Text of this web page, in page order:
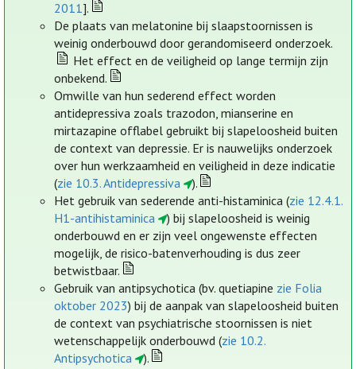
2011].
De plaats van melatonine bij slaapstoornissen is
weinig onderbouwd door gerandomiseerd onderzoek.
Het effect en de veiligheid op lange termijn zijn
onbekend.
Omwille van hun sederend effect worden
antidepressiva zoals trazodon, mianserine en
mirtazapine offlabel gebruikt bij slapeloosheid buiten
de context van depressie. Er is nauwelijks onderzoek
over hun werkzaamheid en veiligheid in deze indicatie
(zie 10.3. Antidepressiva
).
Het gebruik van sederende anti-histaminica (zie 12.4.1.
H1-antihistaminica
) bij slapeloosheid is weinig
onderbouwd en er zijn veel ongewenste effecten
mogelijk, de risico-batenverhouding is dus zeer
betwistbaar.
Gebruik van antipsychotica (bv. quetiapine zie Folia
oktober 2023) bij de aanpak van slapeloosheid buiten
de context van psychiatrische stoornissen is niet
wetenschappelijk onderbouwd (zie 10.2.
Antipsychotica
).